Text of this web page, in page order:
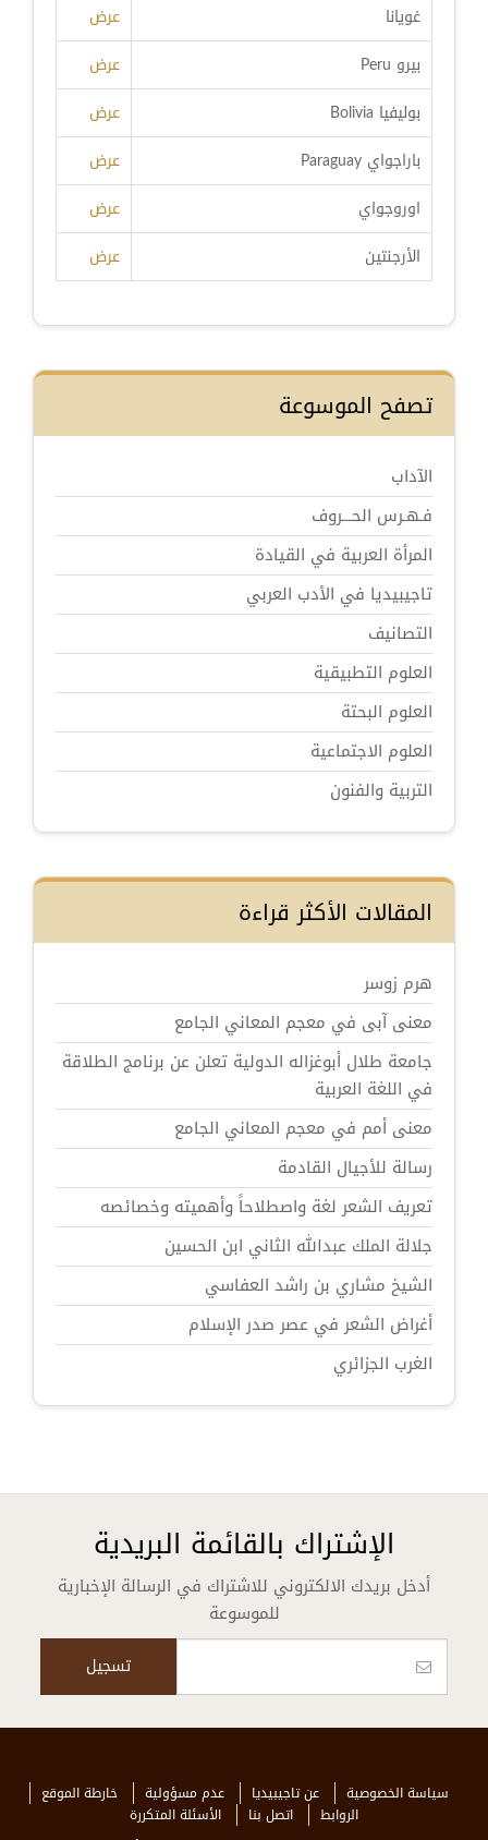
غويانا
عرض
بيرو Peru
عرض
بوليفيا Bolivia
عرض
باراجواي Paraguay
عرض
اوروجواي
عرض
الأرجنتين
عرض
تصفح الموسوعة
الآداب
فـهـرس الحـــروف
المرأة العربية في القيادة
تاجيبيديا في الأدب العربي
التصانيف
العلوم التطبيقية
العلوم البحتة
العلوم الاجتماعية
التربية والفنون
المقالات الأكثر قراءة
هرم زوسر
معنى آبى في معجم المعاني الجامع
جامعة طلال أبوغزاله الدولية تعلن عن برنامج الطلاقة
في اللغة العربية
معنى أمم في معجم المعاني الجامع
رسالة للأجيال القادمة
تعريف الشعر لغة واصطلاحاً وأهميته وخصائصه
جلالة الملك عبدالله الثاني ابن الحسين
الشيخ مشاري بن راشد العفاسي
أغراض الشعر في عصر صدر الإسلام
الغرب الجزائري
الإشتراك بالقائمة البريدية
أدخل بريدك الالكتروني للاشتراك في الرسالة الإخبارية
للموسوعة
سياسة الخصوصية عن تاجيبيديا عدم مسؤولية
خارطة الموقع
الروابط
اتصل بنا
الأسئلة المتكررة